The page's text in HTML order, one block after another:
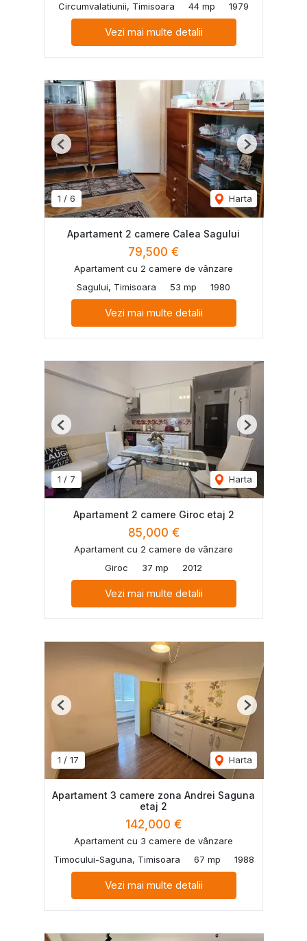
Circumvalatiunii, Timisoara
44 mp 1979
Vezi mai multe detalii
1 / 6 Harta
Previous Next
Apartament 2 camere Calea Sagului
79,500 €
Apartament cu 2 camere de vânzare
Sagului, Timisoara
53 mp 1980
Vezi mai multe detalii
1 / 7 Harta
Previous Next
Apartament 2 camere Giroc etaj 2
85,000 €
Apartament cu 2 camere de vânzare
Giroc
37 mp 2012
Vezi mai multe detalii
1 / 17 Harta
Previous Next
Apartament 3 camere zona Andrei Saguna
etaj 2
142,000 €
Apartament cu 3 camere de vânzare
Timocului-Saguna, Timisoara
67 mp 1988
Vezi mai multe detalii